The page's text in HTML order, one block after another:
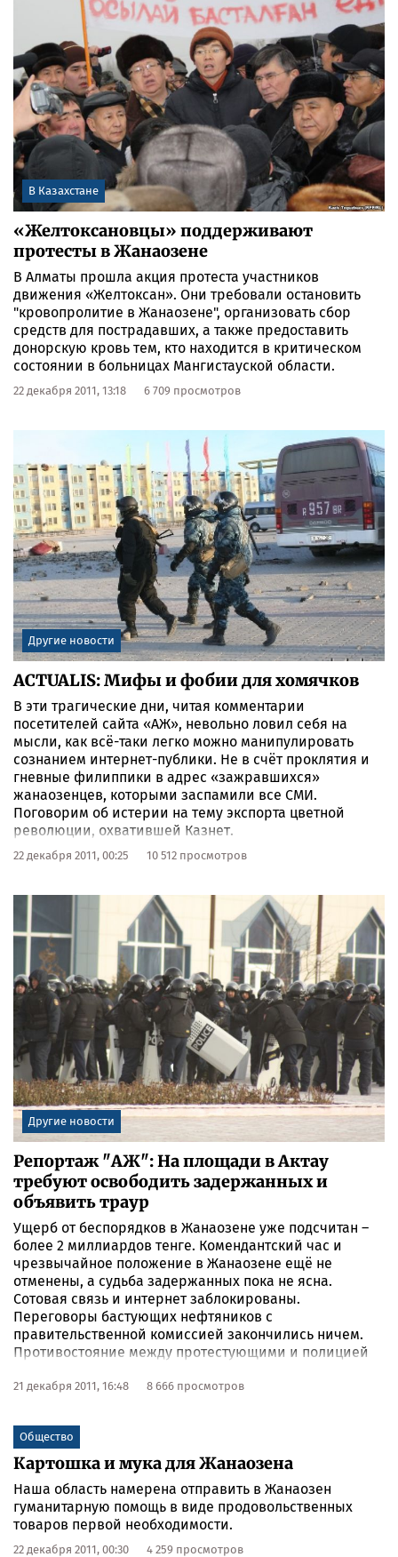
В Казахстане
«Желтоксановцы» поддерживают
протесты в Жанаозене
В Алматы прошла акция протеста участников
движения «Желтоксан». Они требовали остановить
"кровопролитие в Жанаозене", организовать сбор
средств для пострадавших, а также предоставить
донорскую кровь тем, кто находится в критическом
состоянии в больницах Мангистауской области.
22 декабря 2011, 13:18 6 709 просмотров
Другие новости
ACTUALIS: Мифы и фобии для хомячков
В эти трагические дни, читая комментарии
посетителей сайта «АЖ», невольно ловил себя на
мысли, как всё-таки легко можно манипулировать
сознанием интернет-публики. Не в счёт проклятия и
гневные филиппики в адрес «зажравшихся»
жанаозенцев, которыми заспамили все СМИ.
Поговорим об истерии на тему экспорта цветной
революции, охватившей Казнет.
22 декабря 2011, 00:25 10 512 просмотров
Другие новости
Репортаж "АЖ": На площади в Актау
требуют освободить задержанных и
объявить траур
Ущерб от беспорядков в Жанаозене уже подсчитан –
более 2 миллиардов тенге. Комендантский час и
чрезвычайное положение в Жанаозене ещё не
отменены, а судьба задержанных пока не ясна.
Сотовая связь и интернет заблокированы.
Переговоры бастующих нефтяников с
правительственной комиссией закончились ничем.
Противостояние между протестующими и полицией
21 декабря 2011, 16:48 8 666 просмотров
Общество
Картошка и мука для Жанаозена
Наша область намерена отправить в Жанаозен
гуманитарную помощь в виде продовольственных
товаров первой необходимости.
22 декабря 2011, 00:30 4 259 просмотров